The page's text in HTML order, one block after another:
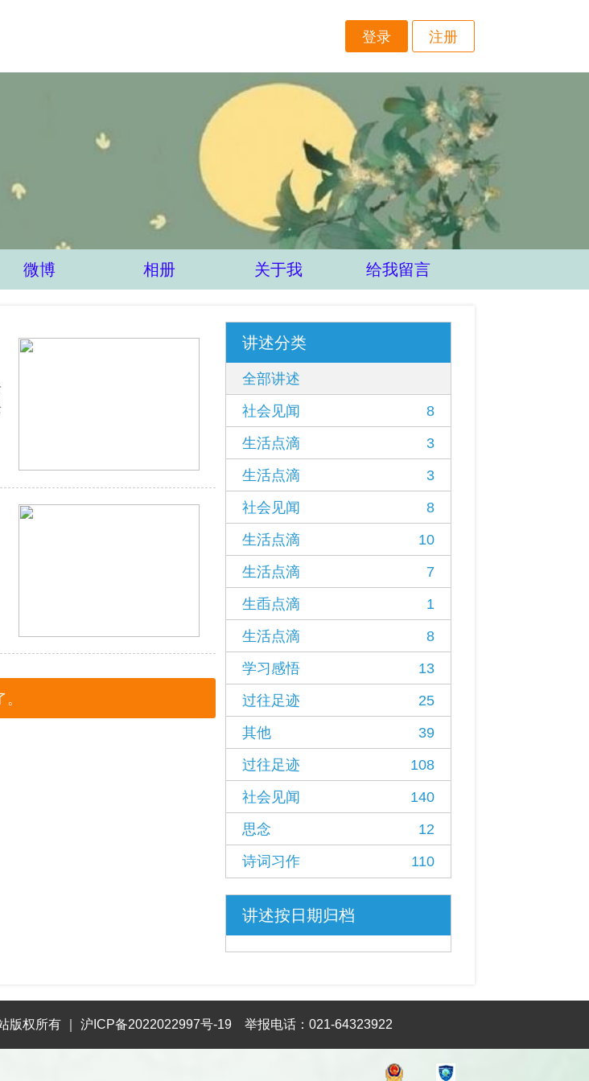
登录 注册
微博 相册 关于我 给我留言
讲述分类
全部讲述
社会见闻
8
生活点滴
3
生活点滴
3
社会见闻
8
生活点滴
10
生活点滴
7
生臿点滴
1
生活点滴
8
学习感悟
13
过往足迹
25
其他
39
过往足迹
108
社会见闻
140
思念
12
诗词习作
110
讲述按日期归档
2026
年
1
版权所有 沪ICP备2022022997号-19 举报电话：021-64323922